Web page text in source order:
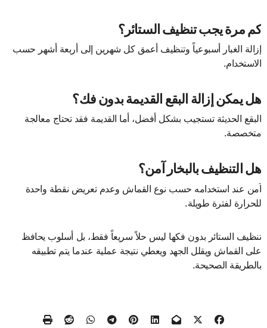
كم مرة يجب تنظيف الستائر؟
إزالة الغبار أسبوعياً وتنظيف أعمق كل شهرين إلى أربعة أشهر حسب
الاستخدام.
هل يمكن إزالة البقع القديمة بدون فك؟
البقع الحديثة تستجيب بشكل أفضل، أما القديمة فقد تحتاج معالجة
متخصصة.
هل التنظيف بالبخار آمن؟
آمن عند استخدامه حسب نوع القماش وعدم تعريض نقطة واحدة
للحرارة لفترة طويلة.
تنظيف الستائر بدون فكها ليس حلاً سريعاً فقط، بل أسلوب يحافظ
على القماش ويقلل الجهد ويعطي نتيجة عملية عندما يتم تطبيقه
بالطريقة الصحيحة.